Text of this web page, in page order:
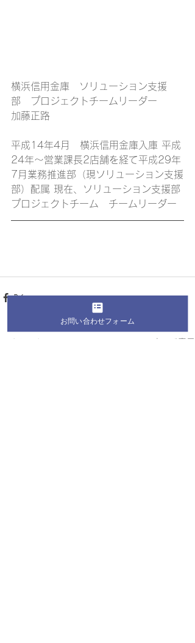
横浜信用金庫　ソリューション支援
部　プロジェクトチームリーダー
加藤正路
平成14年4月　横浜信用金庫入庫 平成
24年〜営業課長2店舗を経て平成29年
7月業務推進部（現ソリューション支援
部）配属 現在、ソリューション支援部
プロジェクトチーム　チームリーダー
お問い合わせフォーム